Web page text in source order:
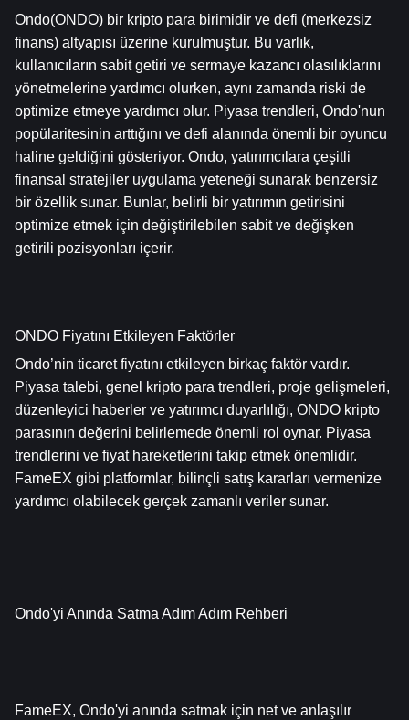
Ondo(ONDO) bir kripto para birimidir ve defi (merkezsiz
finans) altyapısı üzerine kurulmuştur. Bu varlık,
kullanıcıların sabit getiri ve sermaye kazancı olasılıklarını
yönetmelerine yardımcı olurken, aynı zamanda riski de
optimize etmeye yardımcı olur. Piyasa trendleri, Ondo'nun
popülaritesinin arttığını ve defi alanında önemli bir oyuncu
haline geldiğini gösteriyor. Ondo, yatırımcılara çeşitli
finansal stratejiler uygulama yeteneği sunarak benzersiz
bir özellik sunar. Bunlar, belirli bir yatırımın getirisini
optimize etmek için değiştirilebilen sabit ve değişken
getirili pozisyonları içerir.
ONDO Fiyatını Etkileyen Faktörler
Ondo’nin ticaret fiyatını etkileyen birkaç faktör vardır.
Piyasa talebi, genel kripto para trendleri, proje gelişmeleri,
düzenleyici haberler ve yatırımcı duyarlılığı, ONDO kripto
parasının değerini belirlemede önemli rol oynar. Piyasa
trendlerini ve fiyat hareketlerini takip etmek önemlidir.
FameEX gibi platformlar, bilinçli satış kararları vermenize
yardımcı olabilecek gerçek zamanlı veriler sunar.
Ondo'yi Anında Satma Adım Adım Rehberi
FameEX, Ondo'yi anında satmak için net ve anlaşılır